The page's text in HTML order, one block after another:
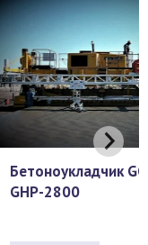
Бетоноукладчик
GHP-2800